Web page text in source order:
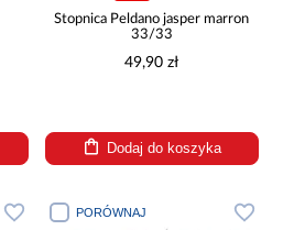
Stopnica Peldano jasper marron
33/33
49,90 zł
Dodaj do koszyka
PORÓWNAJ